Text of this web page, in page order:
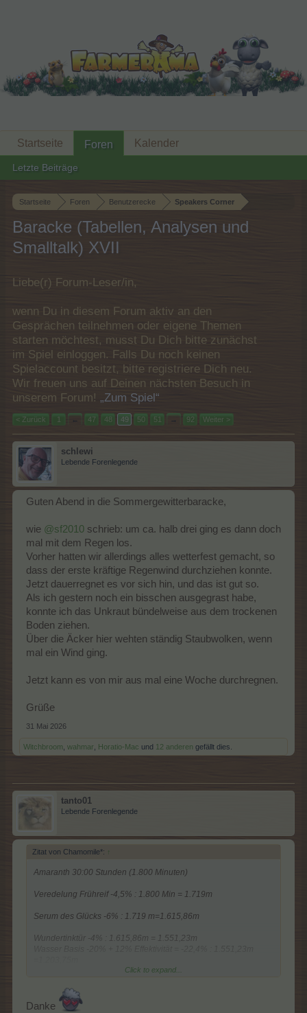
Startseite Foren Benutzerecke Speakers Corner
Baracke (Tabellen, Analysen und
Smalltalk) XVII
Liebe(r) Forum-Leser/in,
wenn Du in diesem Forum aktiv an den
Gesprächen teilnehmen oder eigene Themen
starten möchtest, musst Du Dich bitte zunächst
im Spiel einloggen. Falls Du noch keinen
Spielaccount besitzt, bitte registriere Dich neu.
Wir freuen uns auf Deinen nächsten Besuch in
unserem Forum! „Zum Spiel“
< Zurück 1 ← 47 48 49 50 51 → 92 Weiter >
schlewi
Lebende Forenlegende
Guten Abend in die Sommergewitterbaracke,
wie @sf2010 schrieb: um ca. halb drei ging es dann doch
mal mit dem Regen los.
Vorher hatten wir allerdings alles wetterfest gemacht, so
dass der erste kräftige Regenwind durchziehen konnte.
Jetzt dauerregnet es vor sich hin, und das ist gut so.
Als ich gestern noch ein bisschen ausgegrast habe,
konnte ich das Unkraut bündelweise aus dem trockenen
Boden ziehen.
Über die Äcker hier wehten ständig Staubwolken, wenn
mal ein Wind ging.
Jetzt kann es von mir aus mal eine Woche durchregnen.
Grüße
31 Mai 2026
Witchbroom wahmar Horatio-Mac und 12 anderen gefällt dies.
tanto01
Lebende Forenlegende
Zitat von Chamomile*: ↑
Amaranth 30:00 Stunden (1.800 Minuten)
Veredelung Frühreif -4,5% : 1.800 Min = 1.719m
Serum des Glücks -6% : 1.719 m=1.615,86m
Wundertinktür -4% : 1.615,86m = 1.551,23m
EndergebnisDie: 18 Stunden und 3 Minuten.
Click to expand...
Danke
Startseite Foren
Letzte Beiträge
Kalender